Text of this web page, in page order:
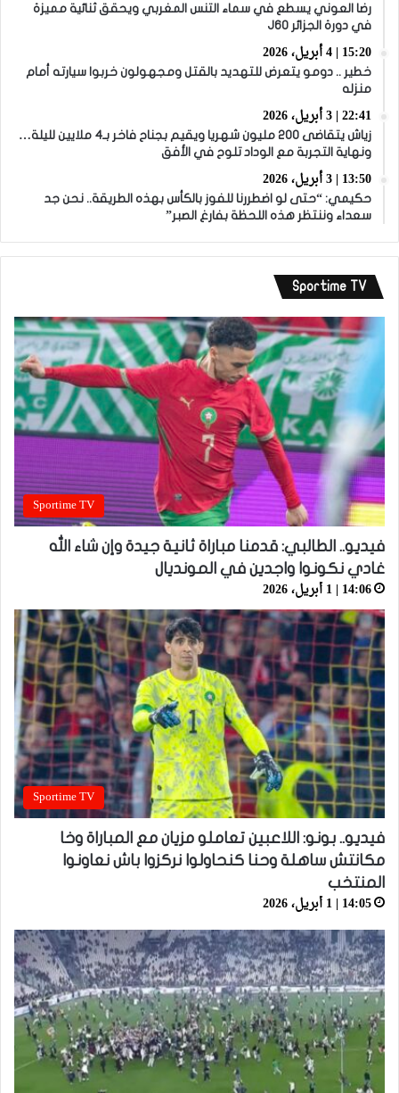
رضا العوني يسطع في سماء التنس المغربي ويحقق ثنائية مميزة
في دورة الجزائر J60
15:20 | 4 أبريل، 2026
خطير .. دومو يتعرض للتهديد بالقتل ومجهولون خربوا سيارته أمام
منزله
22:41 | 3 أبريل، 2026
زياش يتقاضى 200 مليون شهريا ويقيم بجناح فاخر بـ4 ملايين لليلة…
ونهاية التجربة مع الوداد تلوح في الأفق
13:50 | 3 أبريل، 2026
حكيمي: “حتى لو اضطررنا للفوز بالكأس بهذه الطريقة.. نحن جد
سعداء وننتظر هذه اللحظة بفارغ الصبر”
Sportime TV
Sportime TV
فيديو.. الطالبي: قدمنا مباراة ثانية جيدة وإن شاء الله
غادي نكونوا واجدين في المونديال
14:06 | 1 أبريل، 2026
Sportime TV
فيديو.. بونو: اللاعبين تعاملو مزيان مع المباراة وخا
مكانتش ساهلة وحنا كنحاولوا نركزوا باش نعاونوا
المنتخب
14:05 | 1 أبريل، 2026